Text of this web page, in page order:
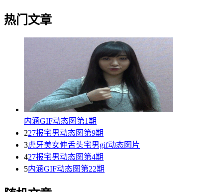
热门文章
内涵GIF动态图第1期
227报宅男动态图第9期
3虎牙美女伸舌头宅男gif动态图片
427报宅男动态图第4期
5内涵GIF动态图第22期